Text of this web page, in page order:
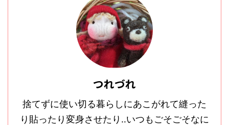
つれづれ
捨てずに使い切る暮らしにあこがれて縫った
り貼ったり変身させたり‥いつもごそごそなに